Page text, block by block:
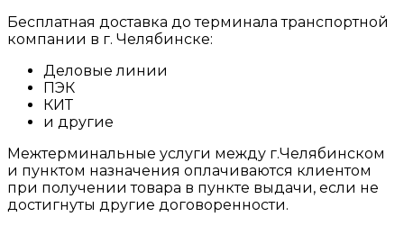
Бесплатная доставка до терминала транспортной
компании в г. Челябинске:
Деловые линии
ПЭК
КИТ
и другие
Межтерминальные услуги между г.Челябинском
и пунктом назначения оплачиваются клиентом
при получении товара в пункте выдачи, если не
достигнуты другие договоренности.